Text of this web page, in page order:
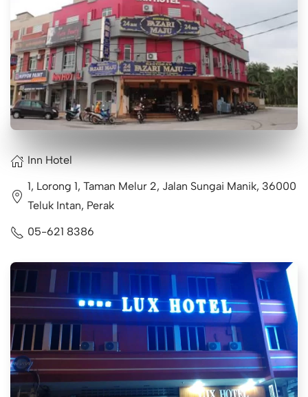
Inn Hotel
1, Lorong 1, Taman Melur 2, Jalan Sungai Manik, 36000
Teluk Intan, Perak
05-621 8386